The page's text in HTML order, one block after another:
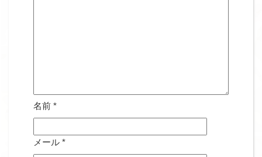
名前 *
メール *